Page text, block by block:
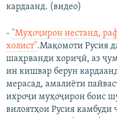
кардаанд. (видео)
- "Муҳоҷирон нестанд,
холист".Мақомоти Русия
шаҳрванди хориҷӣ, аз
ин кишвар берун
мерасад, амалиёти
ихроҷи муҳоҷирон боис
вилоятҳои Русия